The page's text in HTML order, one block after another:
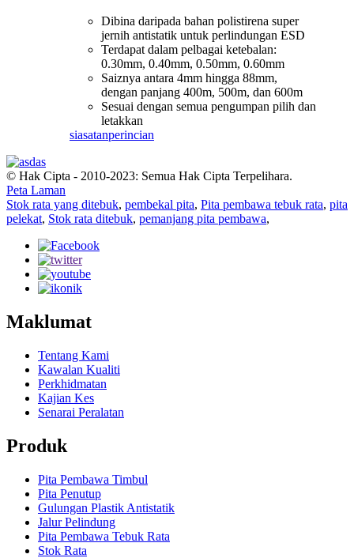
Dibina daripada bahan polistirena super
jernih antistatik untuk perlindungan ESD
Terdapat dalam pelbagai ketebalan:
0.30mm, 0.40mm, 0.50mm, 0.60mm
Saiznya antara 4mm hingga 88mm,
dengan panjang 400m, 500m, dan 600m
Sesuai dengan semua pengumpan pilih dan
letakkan
siasatanperincian
© Hak Cipta - 2010-2023: Semua Hak Cipta Terpelihara.
Peta Laman
Stok rata yang ditebuk, pembekal pita, Pita pembawa tebuk rata, pita
pelekat, Stok rata ditebuk, pemanjang pita pembawa,
Maklumat
Tentang Kami
Kawalan Kualiti
Perkhidmatan
Kajian Kes
Senarai Peralatan
Produk
Pita Pembawa Timbul
Pita Penutup
Gulungan Plastik Antistatik
Jalur Pelindung
Pita Pembawa Tebuk Rata
Stok Rata